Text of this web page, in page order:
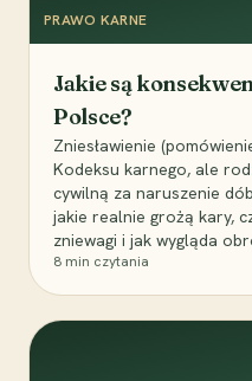
PRAWO KARNE
Jakie są
Polsce?
Zniesławienie
Kodeksu karnego, ale
cywilną za naruszenie
jakie realnie grożą kary,
zniewagi i jak wygląda
8 min czytania